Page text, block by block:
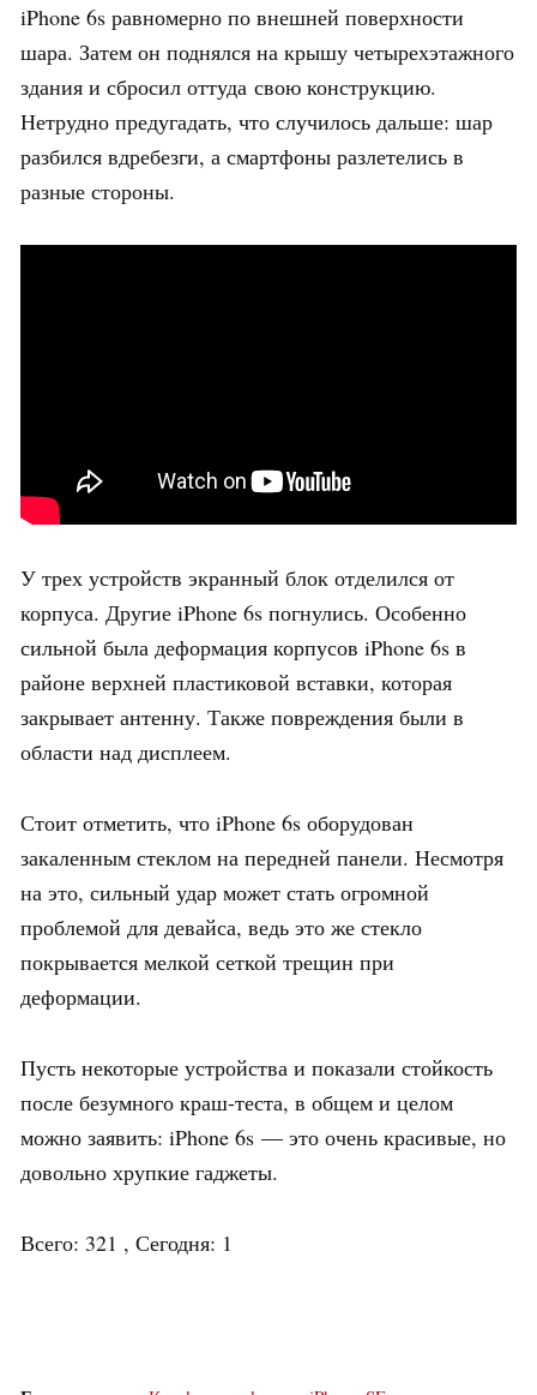
iPhone 6s равномерно по внешней поверхности
шара. Затем он поднялся на крышу четырехэтажного
здания и сбросил оттуда свою конструкцию.
Нетрудно предугадать, что случилось дальше: шар
разбился вдребезги, а смартфоны разлетелись в
разные стороны.
У трех устройств экранный блок отделился от
корпуса. Другие iPhone 6s погнулись. Особенно
сильной была деформация корпусов iPhone 6s в
районе верхней пластиковой вставки, которая
закрывает антенну. Также повреждения были в
области над дисплеем.
Стоит отметить, что iPhone 6s оборудован
закаленным стеклом на передней панели. Несмотря
на это, сильный удар может стать огромной
проблемой для девайса, ведь это же стекло
покрывается мелкой сеткой трещин при
деформации.
Пусть некоторые устройства и показали стойкость
после безумного краш-теста, в общем и целом
можно заявить: iPhone 6s — это очень красивые, но
довольно хрупкие гаджеты.
Всего: 321 , Сегодня: 1